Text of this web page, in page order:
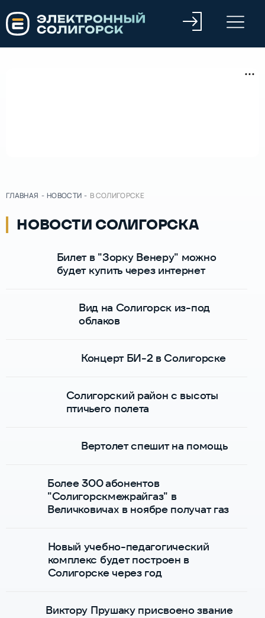
ГЛАВНАЯ - НОВОСТИ - В СОЛИГОРСКЕ
НОВОСТИ СОЛИГОРСКА
Билет в "Зорку Венеру" можно
будет купить через интернет
Вид на Солигорск из-под
облаков
Концерт БИ-2 в Солигорске
Солигорский район с высоты
птичьего полета
Вертолет спешит на помощь
Более 300 абонентов
"Солигорскмежрайгаз" в
Величковичах в ноябре получат газ
Новый учебно-педагогический
комплекс будет построен в
Солигорске через год
Виктору Прушаку присвоено звание